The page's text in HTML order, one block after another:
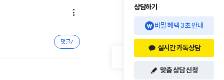

댓글7
상담하기
비밀 혜택 3초 안내
실시간 카톡상담
맞춤 상담 신청